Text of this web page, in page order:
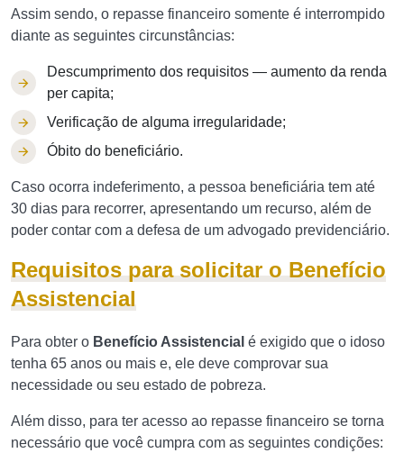
Assim sendo, o repasse financeiro somente é interrompido
diante as seguintes circunstâncias:
Descumprimento dos requisitos — aumento da renda
per capita;
Verificação de alguma irregularidade;
Óbito do beneficiário.
Caso ocorra indeferimento, a pessoa beneficiária tem até
30 dias para recorrer, apresentando um recurso, além de
poder contar com a defesa de um advogado previdenciário.
Requisitos para solicitar o Benefício
Assistencial
Para obter o Benefício Assistencial é exigido que o idoso
tenha 65 anos ou mais e, ele deve comprovar sua
necessidade ou seu estado de pobreza.
Além disso, para ter acesso ao repasse financeiro se torna
necessário que você cumpra com as seguintes condições: